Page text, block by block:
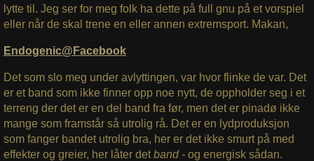
lytte til. Jeg ser for meg folk ha dette på full gnu på et vorspiel
eller når de skal trene en eller annen extremsport. Makan,
Endogenic@Facebook
Det som slo meg under avlyttingen, var hvor flinke de var. Det
er et band som ikke finner opp noe nytt, de oppholder seg i et
terreng der det er en del band fra før, men det er pinadø ikke
mange som framstår så utrolig rå. Det er en lydproduksjon
som fanger bandet utrolig bra, her er det ikke smurt på med
effekter og greier, her låter detband - og energisk sådan.